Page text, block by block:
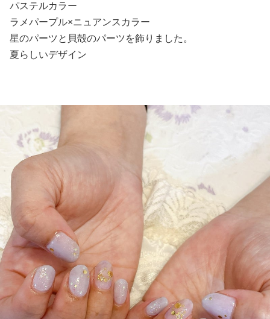
パステルカラー
ラメパープル×ニュアンスカラー
星のパーツと貝殻のパーツを飾りました。
夏らしいデザイン